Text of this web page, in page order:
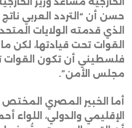
حسن أن “التردد العربي
الذي قدمته الولايات
القوات تحت قيادتها، لكن
فلسطيني أن تكون
مجلس الأمن”.
أما الخبير المصري
الإقليمي والدولي، اللواء